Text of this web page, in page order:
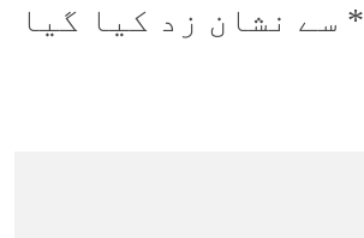
* سے نشان زد کیا گیا